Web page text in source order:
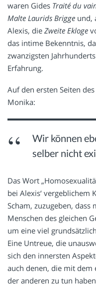
waren Gides Traité du
Malte Laurids Brigge und,
Alexis, die Zweite Ekloge
das intime Bekenntnis,
zwanzigsten
Erfahrung.
Auf den ersten Seiten
Monika:
Wir können
selber nicht
Das Wort
bei Alexis‘ vergeblichem
Scham, zuzugeben, dass
Menschen des gleichen
um eine viel
Eine Untreue, die
sich den innersten
auch denen, die mit dem
der anderen zu tun